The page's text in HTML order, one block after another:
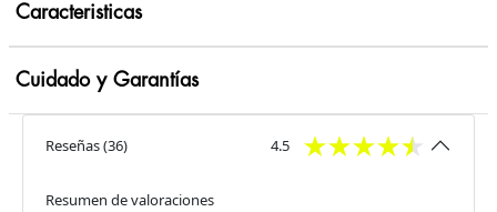
Caracteristicas
Cuidado y Garantías
Reseñas(36) 4.5
Resumen de valoraciones